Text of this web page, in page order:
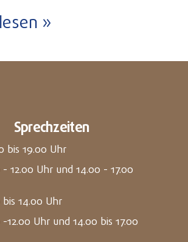
»
Sprechzeiten
bis 19.00 Uhr
12.00 Uhr und 14.00 - 17.00
14.00 Uhr
12.00 Uhr und 14.00 bis 17.00